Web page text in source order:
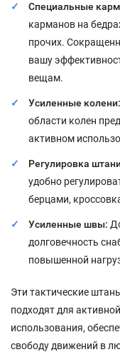
Специальные
карманов на
прочих.
вашу
вещам.
Усиленные колени:
области колен
активном
Регулировка
удобно
берцами,
Усиленные швы:
долговечность
повышенной
Эти тактические
подходят для
использования,
свободу движений в